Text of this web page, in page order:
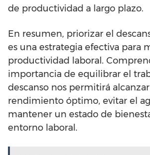
de productividad a largo plazo.
En resumen, priorizar el
es una estrategia efectiva para
productividad laboral.
importancia de equilibrar el
descanso nos permitirá
rendimiento óptimo, evitar el
mantener un estado de
entorno laboral.